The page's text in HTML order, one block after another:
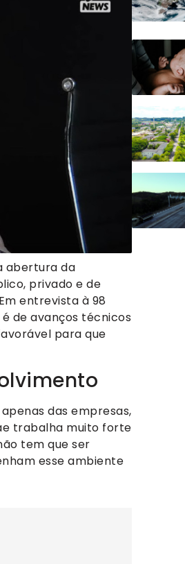
abertura da
privado e de
entrevista à 98
de avanços técnicos
para que
das empresas,
trabalha muito forte
tem que ser
esse ambiente